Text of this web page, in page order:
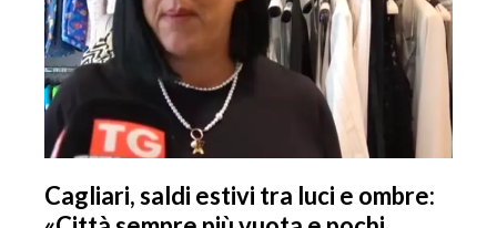
Cagliari, saldi estivi tra luci e ombre: